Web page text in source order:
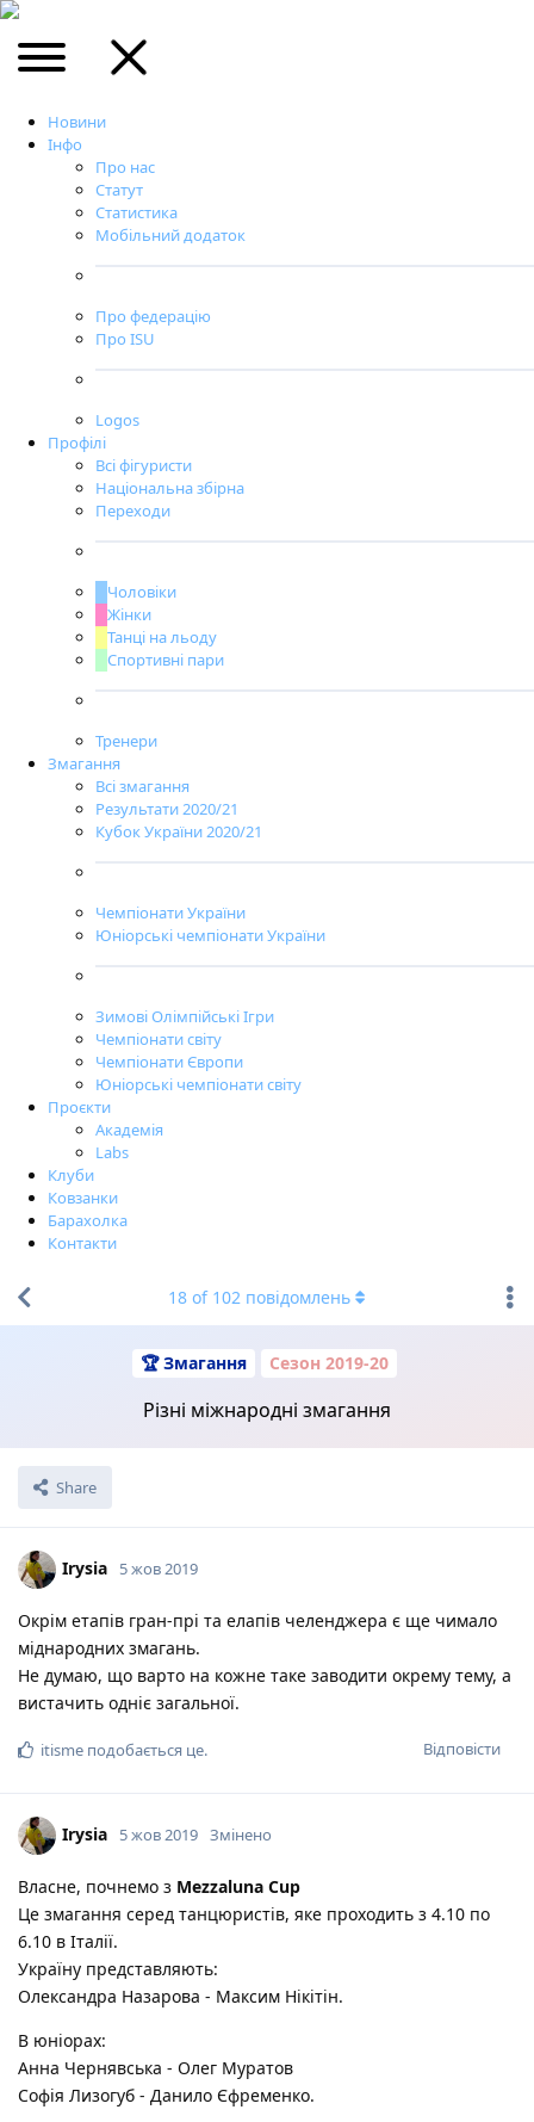
Новини
Інфо
Про нас
Статут
Статистика
Мобільний додаток
Про федерацію
Про ISU
Logos
Профілі
Всі фігуристи
Національна збірна
Переходи
Чоловіки
Жінки
Танці на льоду
Спортивні пари
Тренери
Змагання
Всі змагання
Результати 2020/21
Кубок України 2020/21
Чемпіонати України
Юніорські чемпіонати України
Зимові Олімпійські Ігри
Чемпіонати світу
Чемпіонати Європи
Юніорські чемпіонати світу
Проєкти
Академія
Labs
Клуби
Ковзанки
Барахолка
Контакти
🏆 Змагання Сезон 2019-20
Різні міжнародні змагання
Share
18 of 102 повідомлень
Irysia 5 жов 2019
Окрім етапів гран-прі та елапів челенджера є ще чимало
міднародних змагань.
Не думаю, що варто на кожне таке заводити окрему тему, а
вистачить одніє загальної.
Відповісти
itisme подобається це.
Irysia 5 жов 2019 Змінено
Власне, почнемо з Mezzaluna Cup
Це змагання серед танцюристів, яке проходить з 4.10 по
6.10 в Італії.
Україну представляють:
Олександра Назарова - Максим Нікітін.
В юніорах:
Анна Чернявська - Олег Муратов
Софія Лизогуб - Данило Єфременко.